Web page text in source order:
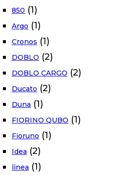
850 (1)
Argo (1)
Cronos (1)
DOBLO (2)
DOBLO CARGO (2)
Ducato (2)
Duna (1)
FIORINO QUBO (1)
Fioruno (1)
Idea (2)
linea (1)